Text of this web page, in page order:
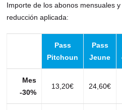
Importe de los abonos mensuales
reducción aplicada:
Pass
Pitchoun
Pass
Jeune
Mes
-30%
13,20€ 24,60€